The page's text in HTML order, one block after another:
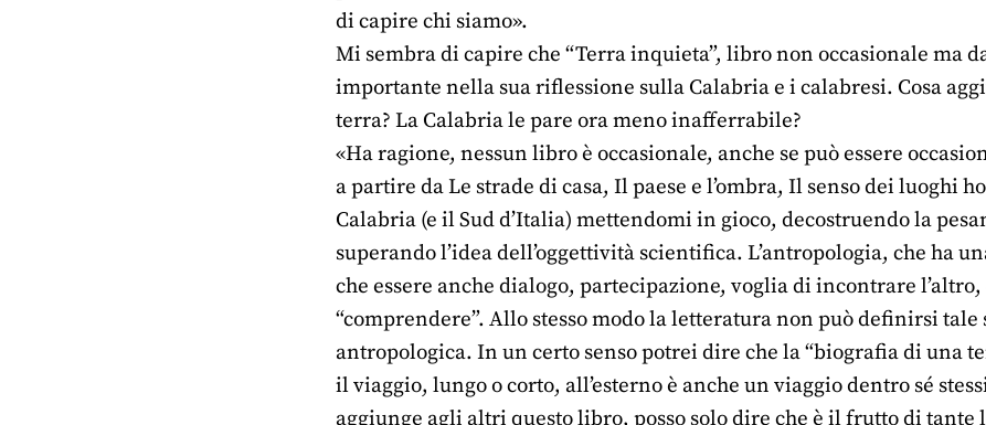
di capire chi siamo».
Mi sembra di capire che “Terra inquieta”, libro non occasionale ma
importante nella sua riflessione sulla Calabria e i calabresi. Cosa
terra? La Calabria le pare ora meno inafferrabile?
«Ha ragione, nessun libro è occasionale, anche se può essere
a partire da Le strade di casa, Il paese e l’ombra, Il senso dei luoghi
Calabria (e il Sud d’Italia) mettendomi in gioco, decostruendo la
superando l’idea dell’oggettività scientifica. L’antropologia, che ha
che essere anche dialogo, partecipazione, voglia di incontrare
“comprendere”. Allo stesso modo la letteratura non può definirsi
antropologica. In un certo senso potrei dire che la “biografia di una
il viaggio, lungo o corto, all’esterno è anche un viaggio dentro sé
aggiunge agli altri questo libro, posso solo dire che è il frutto di